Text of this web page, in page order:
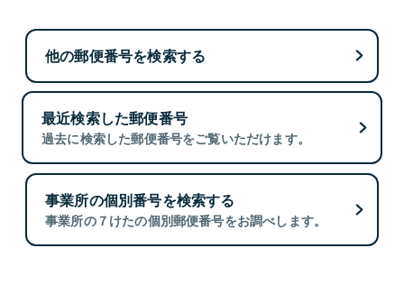
他の郵便番号を検索する
最近検索した郵便番号
過去に検索した郵便番号をご覧いただけます。
事業所の個別番号を検索する
事業所の７けたの個別郵便番号をお調べします。